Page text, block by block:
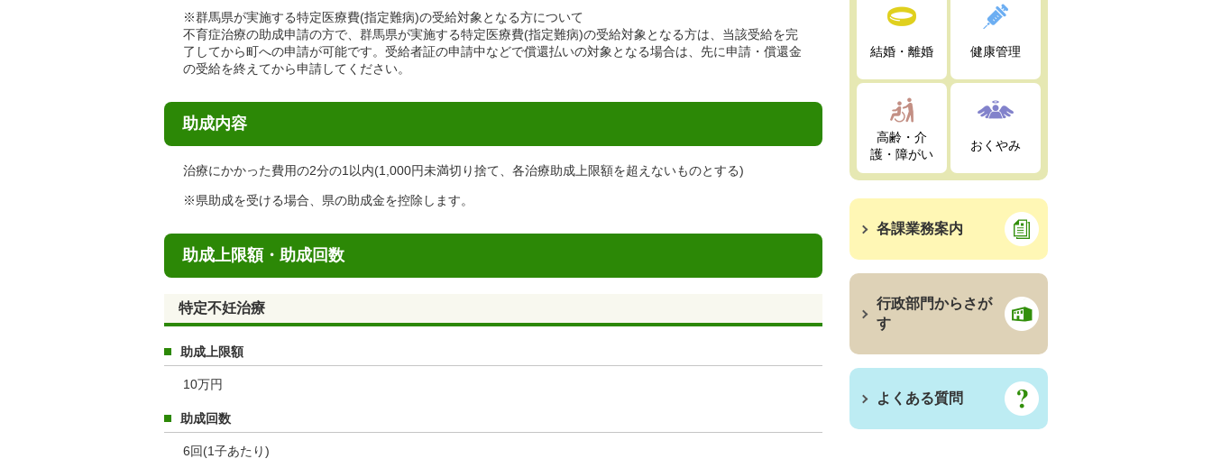
※群馬県が実施する特定医療費(指定難病)の受給対象となる方について
不育症治療の助成申請の方で、群馬県が実施する特定医療費(指定難病)の受給対象となる方は、当該受給を完
了してから町への申請が可能です。受給者証の申請中などで償還払いの対象となる場合は、先に申請・償還金
の受給を終えてから申請してください。
助成内容
治療にかかった費用の2分の1以内(1,000円未満切り捨て、各治療助成上限額を超えないものとする)
※県助成を受ける場合、県の助成金を控除します。
助成上限額・助成回数
特定不妊治療
助成上限額
10万円
助成回数
6回(1子あたり)
結婚・離婚 健康管理
高齢・介
護・障がい
おくやみ
各課業務案内
行政部門からさが
す
よくある質問